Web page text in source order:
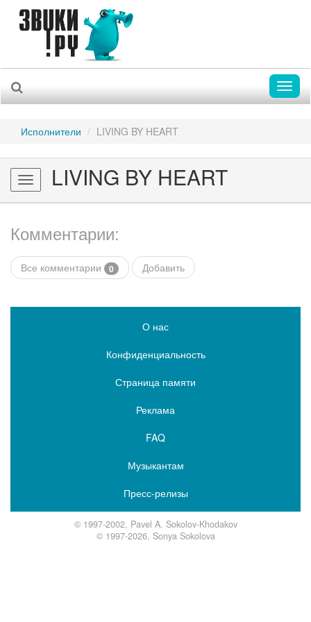
Исполнители LIVING BY HEART
Toggle
navigation
LIVING BY HEART
Комментарии:
Все комментарии 0 Добавить
О нас
Конфиденциальность
Страница памяти
Реклама
FAQ
Музыкантам
Пресс-релизы
© 1997-2002, Pavel A. Sokolov-Khodakov
© 1997-2026, Sonya Sokolova